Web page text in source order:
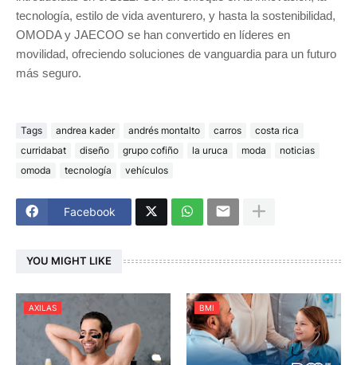
tecnología, estilo de vida aventurero, y hasta la sostenibilidad,
OMODA y JAECOO se han convertido en líderes en
movilidad, ofreciendo soluciones de vanguardia para un futuro
más seguro.
Tags andrea kader andrés montalto carros
costa rica
curridabat
diseño grupo cofiño la uruca moda
noticias
omoda
tecnología vehículos
Facebook
YOU MIGHT LIKE
AXILAS BMI